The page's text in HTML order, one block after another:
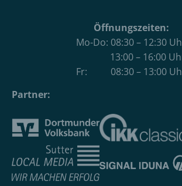
Öffnungszeiten:
Mo-Do: 08:30 – 12:30
13:00 – 16:00
Fr: 08:30 – 13:00
Partner: